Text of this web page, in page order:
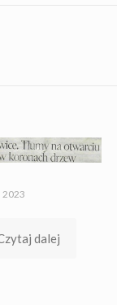
2023
dalej